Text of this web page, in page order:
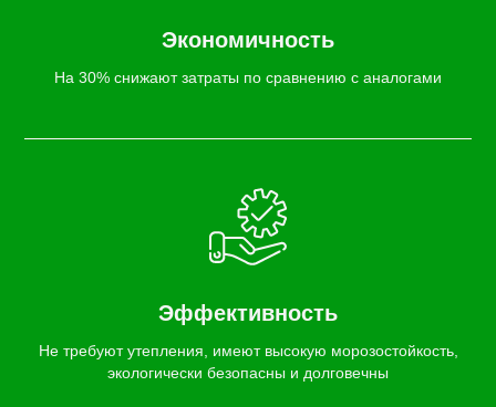
Экономичность
На 30% снижают затраты по сравнению с аналогами
Эффективность
Не требуют утепления, имеют высокую морозостойкость,
экологически безопасны и долговечны